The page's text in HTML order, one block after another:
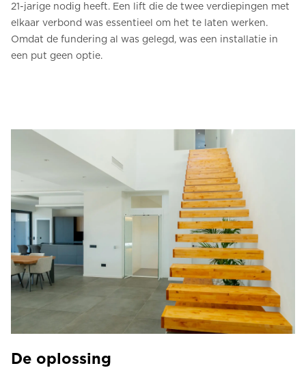
21-jarige nodig heeft. Een lift die de twee verdiepingen met
elkaar verbond was essentieel om het te laten werken.
Omdat de fundering al was gelegd, was een installatie in
een put geen optie.
De oplossing